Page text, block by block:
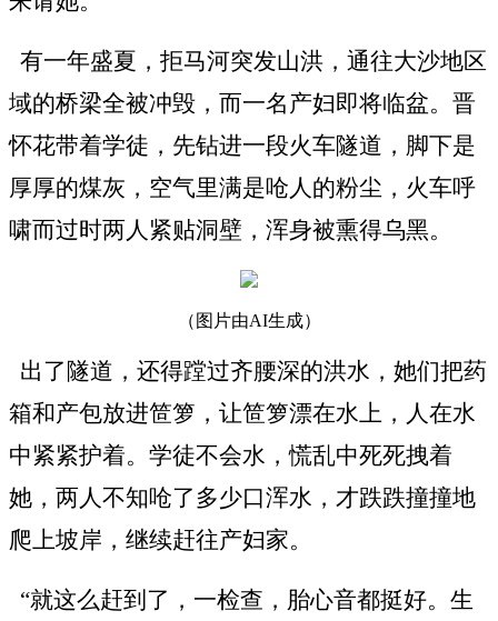
有一年盛夏，拒马河突发山洪，通往大沙地区
域的桥梁全被冲毁，而一名产妇即将临盆。晋
怀花带着学徒，先钻进一段火车隧道，脚下是
厚厚的煤灰，空气里满是呛人的粉尘，火车呼
啸而过时两人紧贴洞壁，浑身被熏得乌黑。
（图片由AI生成）
出了隧道，还得蹚过齐腰深的洪水，她们把药
箱和产包放进笸箩，让笸箩漂在水上，人在水
中紧紧护着。学徒不会水，慌乱中死死拽着
她，两人不知呛了多少口浑水，才跌跌撞撞地
爬上坡岸，继续赶往产妇家。
“就这么赶到了，一检查，胎心音都挺好。生